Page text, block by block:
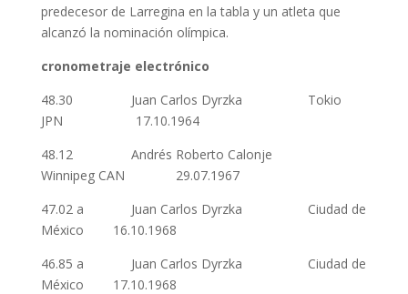
predecesor de Larregina en la tabla y un atleta que
alcanzó la nominación olímpica.
cronometraje electrónico
48.30 Juan Carlos Dyrzka Tokio
JPN 17.10.1964
48.12 Andrés Roberto Calonje
Winnipeg CAN 29.07.1967
47.02 a Juan Carlos Dyrzka Ciudad de
México 16.10.1968
46.85 a Juan Carlos Dyrzka Ciudad de
México 17.10.1968